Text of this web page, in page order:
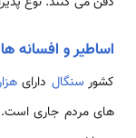
اساطیر و افسانه ها
کشور سنگال دارای
های مردم جاری